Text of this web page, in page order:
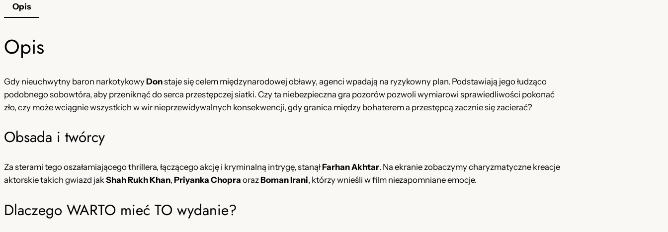
N
P
L
Opis
Opis
Gdy nieuchwytny baron narkotykowyDonstaje się celem międzynarodowej obławy, agenci wpadają na ryzykowny plan. Podstawiają jego łudząco
podobnego sobowtóra, aby przeniknąć do serca przestępczej siatki. Czy ta niebezpieczna gra pozorów pozwoli wymiarowi sprawiedliwości pokonać
zło, czy może wciągnie wszystkich w wir nieprzewidywalnych konsekwencji, gdy granica między bohaterem a przestępcą zacznie się zacierać?
Obsada i twórcy
Za sterami tego oszałamiającego thrillera, łączącego akcję i kryminalną intrygę, stanąłFarhan Akhtar. Na ekranie zobaczymy charyzmatyczne kreacje
aktorskie takich gwiazd jakShah Rukh Khan, Priyanka Chopra orazBoman Irani, którzy wnieśli w film niezapomniane emocje.
Dlaczego WARTO mieć TO wydanie?